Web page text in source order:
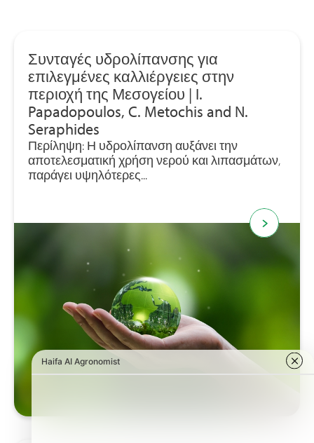
Συνταγές υδρολίπανσης για
επιλεγμένες καλλιέργειες στην
περιοχή της Μεσογείου | I.
Papadopoulos, C. Metochis and N.
Seraphides
Περίληψη: Η υδρολίπανση αυξάνει την
αποτελεσματική χρήση νερού και λιπασμάτων,
παράγει υψηλότερες...